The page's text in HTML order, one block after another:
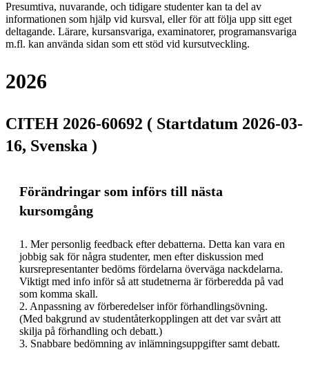
Presumtiva, nuvarande, och tidigare studenter kan ta del av
informationen som hjälp vid kursval, eller för att följa upp sitt eget
deltagande. Lärare, kursansvariga, examinatorer, programansvariga
m.fl. kan använda sidan som ett stöd vid kursutveckling.
2026
CITEH 2026-60692 ( Startdatum 2026-03-
16, Svenska )
Förändringar som införs till nästa
kursomgång
1. Mer personlig feedback efter debatterna. Detta kan vara en
jobbig sak för några studenter, men efter diskussion med
kursrepresentanter bedöms fördelarna överväga nackdelarna.
Viktigt med info inför så att studetnerna är förberedda på vad
som komma skall.
2. Anpassning av förberedelser inför förhandlingsövning.
(Med bakgrund av studentåterkopplingen att det var svårt att
skilja på förhandling och debatt.)
3. Snabbare bedömning av inlämningsuppgifter samt debatt.